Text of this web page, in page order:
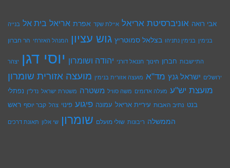
אבי רואה אוניברסיטת אריאל איילת שקד אפרת אריאל בית אל בנייה
בנימין בנימין נתניהו בצלאל סמוטריץ גוש עציון המנהל האזרחי הר חברון
התיישבות חברון חינוך חננאל דורני יהודה ושומרון יוסי דגן יצהר
ירושלים ישראל גנץ מד"א מועצה אזורית בנימין מועצה אזורית שומרון
מועצת יש''ע מעלה אדומים משה סוויל משטרה משטרת ישראל נדל''ן נפתלי
בנט נתיב האבות עיריית אריאל עמונה פיגוע פינוי צהל קבר יוסף ראש
הממשלה ריבונות שולי מועלם שומרון שי אלון תאונת דרכים